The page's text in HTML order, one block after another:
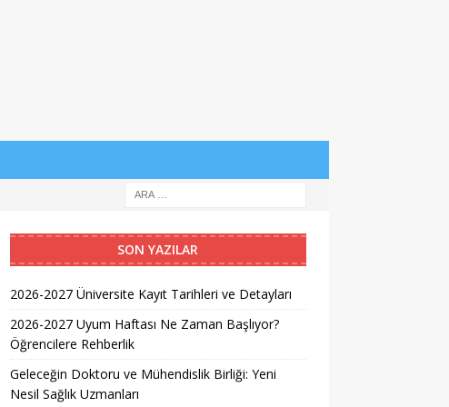
SON YAZILAR
2026-2027 Üniversite Kayıt Tarihleri ve Detayları
2026-2027 Uyum Haftası Ne Zaman Başlıyor?
Öğrencilere Rehberlik
Geleceğin Doktoru ve Mühendislik Birliği: Yeni
Nesil Sağlık Uzmanları